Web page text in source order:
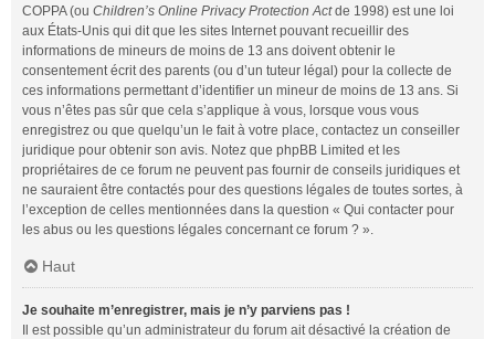
COPPA (ou Children’s Online Privacy Protection Actde 1998) est une loi
aux États-Unis qui dit que les sites Internet pouvant recueillir des
informations de mineurs de moins de 13 ans doivent obtenir le
consentement écrit des parents (ou d’un tuteur légal) pour la collecte de
ces informations permettant d’identifier un mineur de moins de 13 ans. Si
vous n’êtes pas sûr que cela s’applique à vous, lorsque vous vous
enregistrez ou que quelqu’un le fait à votre place, contactez un conseiller
juridique pour obtenir son avis. Notez que phpBB Limited et les
propriétaires de ce forum ne peuvent pas fournir de conseils juridiques et
ne sauraient être contactés pour des questions légales de toutes sortes, à
l’exception de celles mentionnées dans la question « Qui contacter pour
les abus ou les questions légales concernant ce forum ? ».
Haut
Je souhaite m’enregistrer, mais je n’y parviens pas !
Il est possible qu’un administrateur du forum ait désactivé la création de